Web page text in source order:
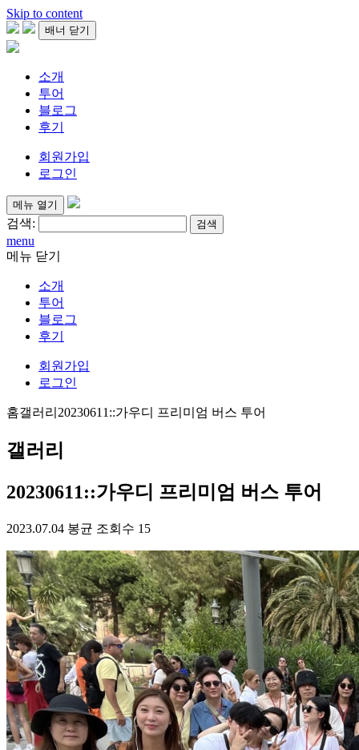
Skip to content
배너 닫기
소개
투어
블로그
후기
회원가입
로그인
메뉴 열기
검색:
menu
메뉴 닫기
소개
투어
블로그
후기
회원가입
로그인
홈갤러리 20230611::가우디 프리미엄 버스 투어
갤러리
20230611::가우디 프리미엄 버스 투어
2023.07.04 봉균 조회수 15